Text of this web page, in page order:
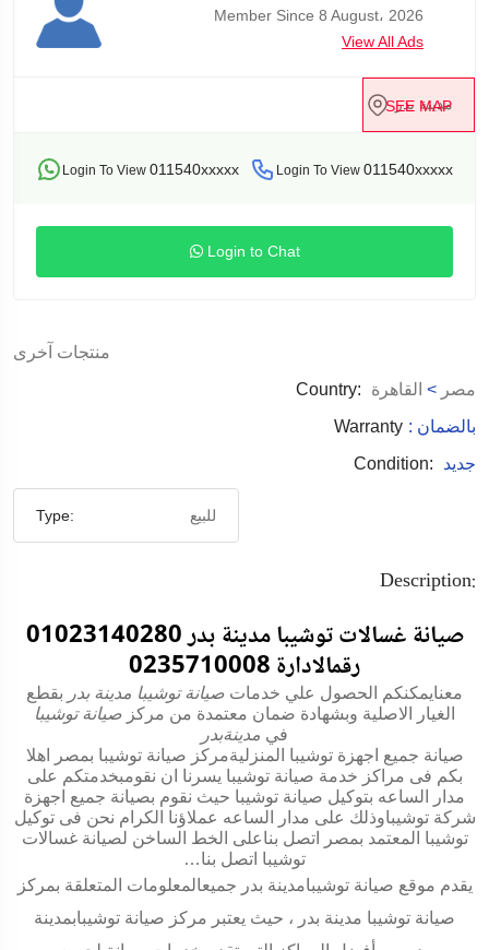
Member Since 8 August، 2026
View All Ads
SEE MAP
مدينة بدر
Login To View 011540xxxxx Login To View 011540xxxxx
Login to Chat
منتجات آخرى
Country:
مصر > القاهرة
Warranty
: بالضمان
Condition:
جديد
Type: للبيع
Description:
صيانة غسالات توشيبا مدينة بدر 01023140280
رقمالادارة 0235710008
معنايمكنكم الحصول علي خدمات صيانة توشيبا مدينة بدر بقطع
الغيار الاصلية وبشهادة ضمان معتمدة من مركز صيانة توشيبا
في مدينةبدر
صيانة جميع اجهزة توشيبا المنزليةمركز صيانة توشيبا بمصر اهلا
بكم فى مراكز خدمة صيانة توشيبا يسرنا ان نقومبخدمتكم على
مدار الساعه بتوكيل صيانة توشيبا حيث نقوم بصيانة جميع اجهزة
شركة توشيباوذلك على مدار الساعه عملاؤنا الكرام نحن فى توكيل
توشيبا المعتمد بمصر اتصل بناعلى الخط الساخن لصيانة غسالات
توشيبا اتصل بنا…
يقدم موقع صيانةتوشيبامدينة بدر جميعالمعلومات المتعلقة بمركز
صيانة توشيبا مدينة بدر ، حيث يعتبر مركز صيانة توشيبابمدينة